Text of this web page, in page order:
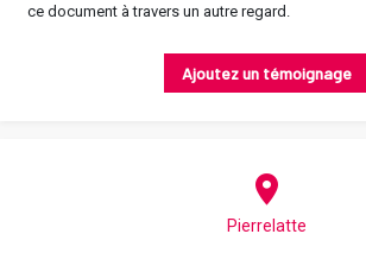
ce document à travers un autre regard.
Ajoutez un témoignage
Pierrelatte